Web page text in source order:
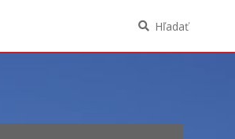
verejného funkcionára
Hľadať